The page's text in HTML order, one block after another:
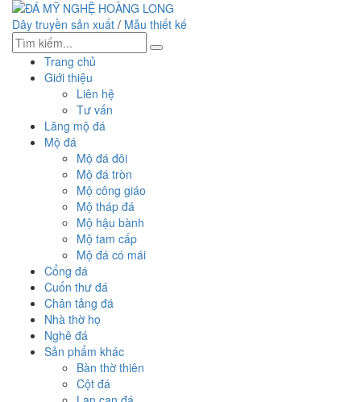
Dây truyền sản xuất / Mẫu thiết kế
Trang chủ
Giới thiệu
Liên hệ
Tư vấn
Lăng mộ đá
Mộ đá
Mộ đá đôi
Mộ đá tròn
Mộ công giáo
Mộ tháp đá
Mộ hậu bành
Mộ tam cấp
Mộ đá có mái
Cổng đá
Cuốn thư đá
Chân tảng đá
Nhà thờ họ
Nghê đá
Sản phẩm khác
Bàn thờ thiên
Cột đá